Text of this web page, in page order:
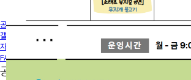
공지사항
갤러리
자료실
FAQ
공지사항